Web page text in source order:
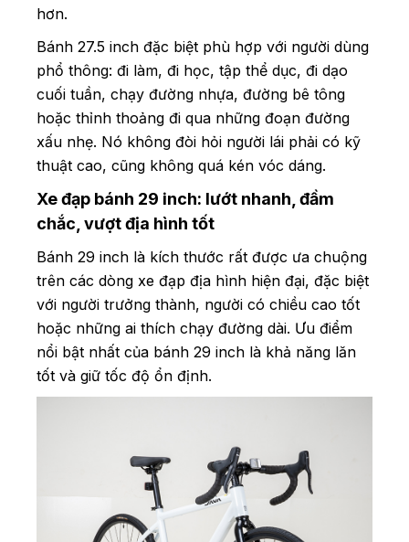
hơn.
Bánh 27.5 inch đặc biệt phù hợp với người dùng
phổ thông: đi làm, đi học, tập thể dục, đi dạo
cuối tuần, chạy đường nhựa, đường bê tông
hoặc thỉnh thoảng đi qua những đoạn đường
xấu nhẹ. Nó không đòi hỏi người lái phải có kỹ
thuật cao, cũng không quá kén vóc dáng.
Xe đạp bánh 29 inch: lướt nhanh, đầm
chắc, vượt địa hình tốt
Bánh 29 inch là kích thước rất được ưa chuộng
trên các dòng xe đạp địa hình hiện đại, đặc biệt
với người trưởng thành, người có chiều cao tốt
hoặc những ai thích chạy đường dài. Ưu điểm
nổi bật nhất của bánh 29 inch là khả năng lăn
tốt và giữ tốc độ ổn định.